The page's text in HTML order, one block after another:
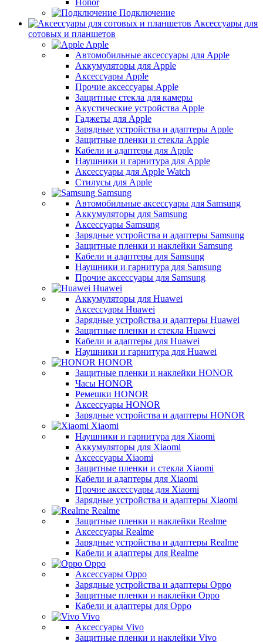
Honor
Подключение
Аксессуары для
сотовых и планшетов
Apple
Автомобильные аксессуары для Apple
Аккумуляторы для Apple
Аксессуары Apple
Прочие аксессуары Apple
Защитные стекла для камеры
Акустические устройства Apple
Гаджеты для Apple
Зарядные устройства и адаптеры Apple
Защитные пленки и стекла Apple
Кабели и адаптеры для Apple
Наушники и гарнитура для Apple
Аксессуары для Apple Watch
Стилусы для Apple
Samsung
Автомобильные аксессуары для Samsung
Аккумуляторы для Samsung
Аксессуары Samsung
Зарядные устройства и адаптеры Samsung
Защитные пленки и наклейки Samsung
Кабели и адаптеры для Samsung
Наушники и гарнитура для Samsung
Прочие аксессуары для Samsung
Huawei
Аккумуляторы для Huawei
Аксессуары Huawei
Зарядные устройства и адаптеры Huawei
Защитные пленки и стекла Huawei
Кабели и адаптеры для Huawei
Наушники и гарнитура для Huawei
HONOR
Защитные пленки и наклейки HONOR
Часы HONOR
Ремешки HONOR
Аксессуары HONOR
Зарядные устройства и адаптеры HONOR
Xiaomi
Наушники и гарнитура для Xiaomi
Аккумуляторы для Xiaomi
Аксессуары Xiaomi
Защитные пленки и стекла Xiaomi
Кабели и адаптеры для Xiaomi
Прочие аксессуары для Xiaomi
Зарядные устройства и адаптеры Xiaomi
Realme
Защитные пленки и наклейки Realme
Аксессуары Realme
Зарядные устройства и адаптеры Realme
Кабели и адаптеры для Realme
Oppo
Аксессуары Oppo
Зарядные устройства и адаптеры Oppo
Защитные пленки и наклейки Oppo
Кабели и адаптеры для Oppo
Vivo
Аксессуары Vivo
Защитные пленки и наклейки Vivo